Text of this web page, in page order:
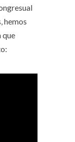
hemos
que